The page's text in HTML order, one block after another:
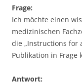
Frage:
Ich möchte einen
medizinischen
die „Instructions for
Publikation in Frage
Antwort: